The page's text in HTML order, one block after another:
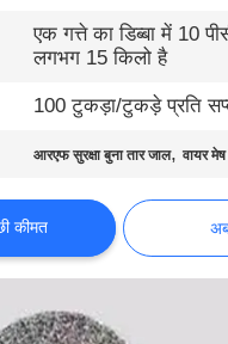
एक गत्ते का डिब्बा में 10
लगभग 15 किलो है
100 टुकड़ा/टुकड़े प्रति
आरएफ सुरक्षा बुना तार जाल,वायर
कीमत